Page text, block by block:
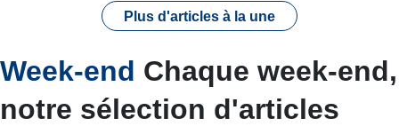
Plus d'articles à la une
Week-end Chaque week-end,
notre sélection d'articles